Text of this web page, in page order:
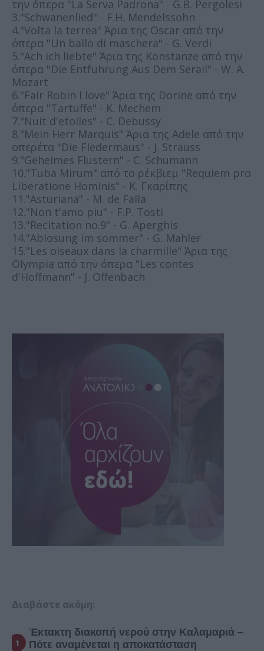
την όπερα "La Serva Padrona" - G.B. Pergolesi
3."Schwanenlied" - F.H. Mendelssohn
4."Volta la terrea" Άρια της Oscar από την
όπερα "Un ballo di maschera" - G. Verdi
5."Ach ich liebte" Άρια της Konstanze από την
όπερα "Die Entfuhrung Aus Dem Serail" - W. A.
Mozart
6."Fair Robin I love" Άρια της Dorine από την
όπερα "Tartuffe" - K. Mechem
7."Nuit d'etoiles" - C. Debussy
8."Mein Herr Marquis" Άρια της Adele από την
οπερέτα "Die Fledermaus" - J. Strauss
9."Geheimes Flustern" - C. Schumann
10."Tuba Mirum" από το ρέκβιεμ "Requiem pro
Liberatione Hominis" - Κ. Γκαρίπης
11."Asturiana" - M. de Falla
12."Non t'amo piu" - F.P. Tosti
13."Recitation no.9" - G. Aperghis
14."Ablosung im sommer" - G. Mahler
15."Les oiseaux dans la charmille" Άρια της
Olympia από την όπερα "Les contes
d'Hoffmann" - J. Offenbach
Διαβάστε ακόμη:
Έκτακτη διακοπή νερού στην Καλαμαριά –
Πότε αναμένεται η αποκατάσταση